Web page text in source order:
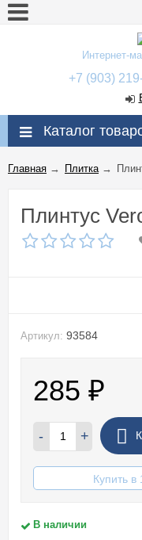
Интернет-
+7 (903)
Каталог
Главная → Плитка→
Плинтус
Артикул: 93584
285 ₽
- +
Купить в
В наличии